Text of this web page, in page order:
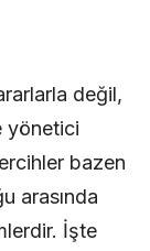
değil,
yönetici
bazen
arasında
İşte